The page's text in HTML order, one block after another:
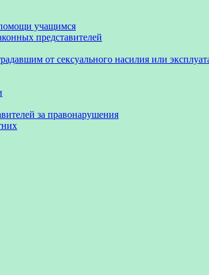
помощи учащимся
представителей
от сексуального насилия или
за правонарушения